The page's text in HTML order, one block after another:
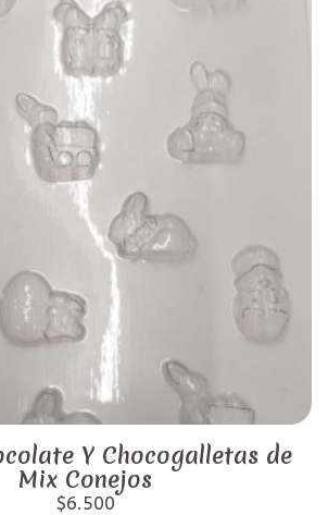
Y Chocogalletas de
Mix Conejos
$6.500